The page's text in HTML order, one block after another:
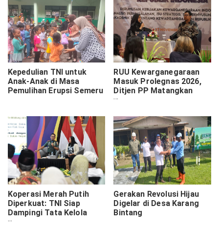
Kepedulian TNI untuk
Anak-Anak di Masa
Pemulihan Erupsi Semeru
RUU Kewarganegaraan
Masuk Prolegnas 2026,
Ditjen PP Matangkan
Naskah Akademik di
Koperasi Merah Putih
Diperkuat: TNI Siap
Dampingi Tata Kelola
Ekonomi Desa/Kelurahan
Gerakan Revolusi Hijau
Digelar di Desa Karang
Bintang